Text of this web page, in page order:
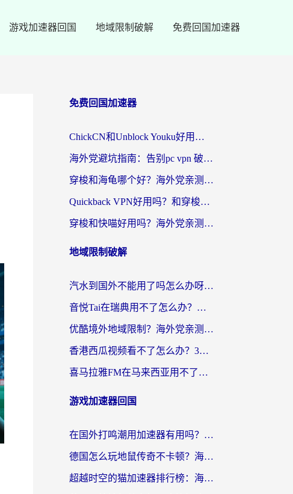
游戏加速器回国 地域限制破解 免费回国加速器
免费回国加速器
ChickCN和Unblock Youku好用吗？海外党亲测3款回国加速器，附iOS免费选择指南
海外党避坑指南：告别pc vpn 破解，选对回国加速器轻松访问国内资源
穿梭和海龟哪个好？海外党亲测回国加速器，附电脑免费VPN推荐
Quickback VPN好用吗？和穿梭VPN对比哪个回国效果更好？海外党必看的真实测评与选择指南
穿梭和快喵好用吗？海外党亲测3款回国加速器，附日本回国VPN避坑指南
地域限制破解
汽水到国外不能用了吗怎么办呀？海外党追剧看片的救星在这里！
音悦Tai在瑞典用不了怎么办？海外华人追剧听歌的实用指南
优酷境外地域限制？海外党亲测：这样看国内剧再也不卡（附3个实用场景解决）
香港西瓜视频看不了怎么办？3步解决海外追剧难题，附靠谱加速器推荐
喜马拉雅FM在马来西亚用不了怎么办？海外华人亲测有效的回国加速指南
游戏加速器回国
在国外打鸣潮用加速器有用吗？安全吗？海外玩家国服游戏加速全指南
德国怎么玩地鼠传奇不卡顿？海外党国服游戏加速全攻略（含战双EVE实用指南）
超越时空的猫加速器排行榜：海外党国服游戏不卡顿的终极选择指南